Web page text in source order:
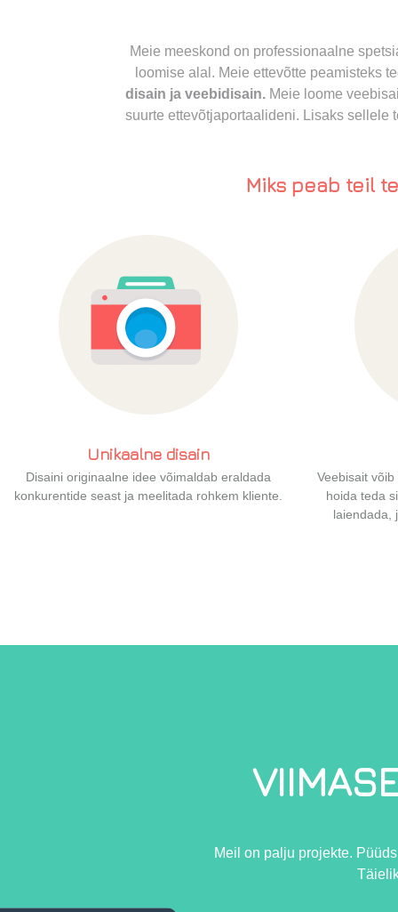
Meie meeskond on professionaalne
loomise alal. Meie ettevõtte peamisteks
disain ja veebidisain. Meie loome
suurte ettevõtjaportaalideni. Lisaks
Miks peab teil
Unikaalne disain
Disaini originaalne idee võimaldab eraldada
konkurentide seast ja meelitada rohkem kliente.
Veebisait
hoida teda
laiendada,
Meil on palju projekte.